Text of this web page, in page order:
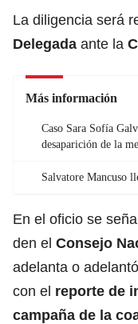
La diligencia será
Delegada ante la
Más información
Caso Sara Sofía
desaparición de la
Salvatore Mancuso
En el oficio se
den el Consejo
adelanta o
con el reporte de
campaña de la